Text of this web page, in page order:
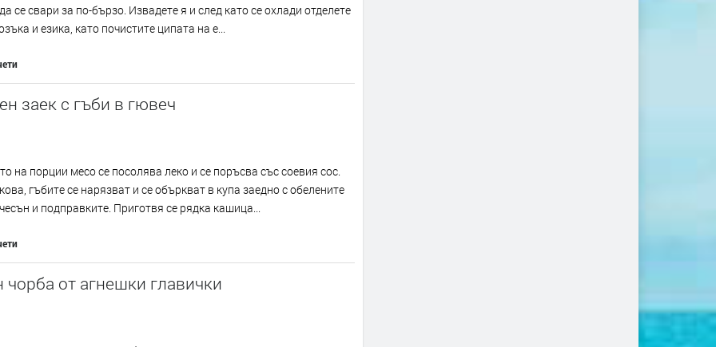
се свари за по-бързо. Извадете я и след като се охлади отделете
и езика, като почистите ципата на е...
заек с гъби в гювеч
на порции месо се посолява леко и се поръсва със соевия сос.
гъбите се нарязват и се объркват в купа заедно с обелените
и подправките. Приготвя се рядка кашица...
чорба от агнешки главички